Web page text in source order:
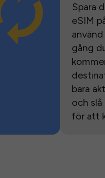
Spara
eSIM
gång
bara
och
för att